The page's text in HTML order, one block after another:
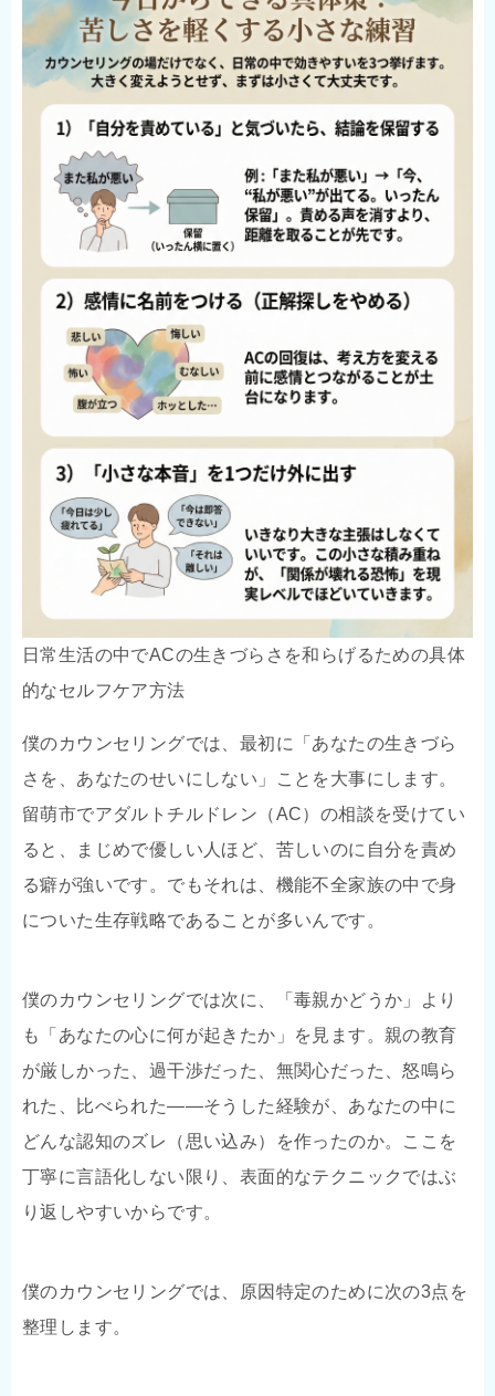
日常生活の中でACの生きづらさを和らげるための具体
的なセルフケア方法
僕のカウンセリングでは、最初に「あなたの生きづら
さを、あなたのせいにしない」ことを大事にします。
留萌市でアダルトチルドレン（AC）の相談を受けてい
ると、まじめで優しい人ほど、苦しいのに自分を責め
る癖が強いです。でもそれは、機能不全家族の中で身
についた生存戦略であることが多いんです。
僕のカウンセリングでは次に、「毒親かどうか」より
も「あなたの心に何が起きたか」を見ます。親の教育
が厳しかった、過干渉だった、無関心だった、怒鳴ら
れた、比べられた——そうした経験が、あなたの中に
どんな認知のズレ（思い込み）を作ったのか。ここを
丁寧に言語化しない限り、表面的なテクニックではぶ
り返しやすいからです。
僕のカウンセリングでは、原因特定のために次の3点を
整理します。